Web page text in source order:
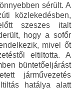
sérült. A
közlekedésben,
szeszes italt
hogy a sofőr
mivel őt
eltiltotta. A
büntetőeljárást
járművezetés
hatálya alatt